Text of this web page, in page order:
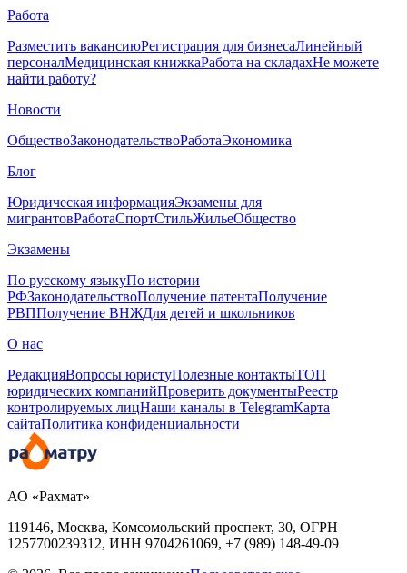
Работа
Разместить вакансиюРегистрация для бизнесаЛинейный
персоналМедицинская книжкаРабота на складахНе можете
найти работу?
Новости
ОбществоЗаконодательствоРаботаЭкономика
Блог
Юридическая информацияЭкзамены для
мигрантовРаботаСпортСтильЖильеОбщество
Экзамены
По русскому языкуПо истории
РФЗаконодательствоПолучение патентаПолучение
РВППолучение ВНЖДля детей и школьников
О нас
РедакцияВопросы юристуПолезные контактыТОП
юридических компанийПроверить документыРеестр
контролируемых лицНаши каналы в TelegramКарта
сайтаПолитика конфиденциальности
АО «Рахмат»
119146, Москва, Комсомольский проспект, 30, ОГРН
1257700239312, ИНН 9704261069, +7 (989) 148-49-09